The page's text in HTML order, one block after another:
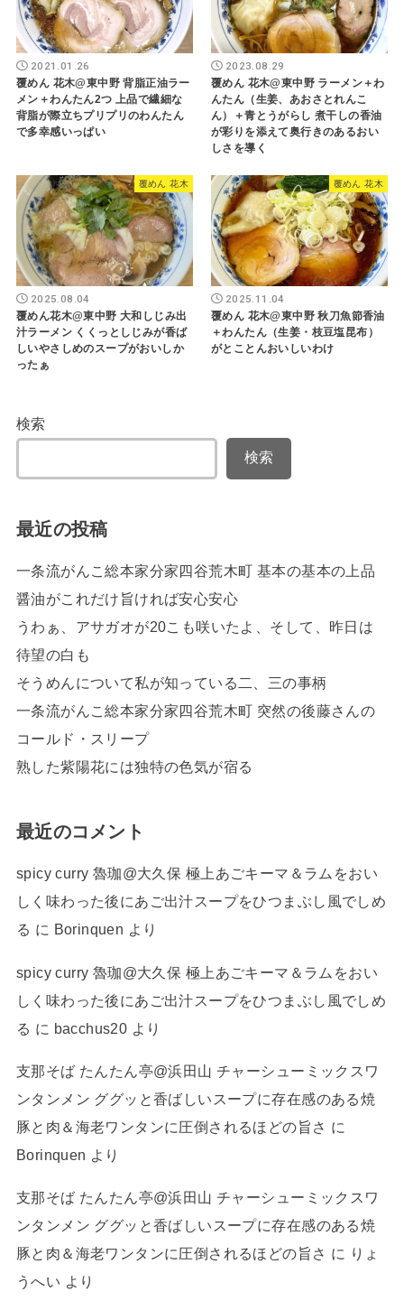
2021.01.26
覆めん 花木@東中野 背脂正油ラー
メン＋わんたん2つ 上品で繊細な
背脂が際立ちプリプリのわんたん
で多幸感いっぱい
2023.08.29
覆めん 花木@東中野 ラーメン＋わ
んたん（生姜、あおさとれんこ
ん）＋青とうがらし 煮干しの香油
が彩りを添えて奥行きのあるおい
しさを導く
覆めん 花木
2025.08.04
覆めん花木@東中野 大和しじみ出
汁ラーメン くくっとしじみが香ば
しいやさしめのスープがおいしか
ったぁ
覆めん 花木
2025.11.04
覆めん 花木@東中野 秋刀魚節香油
＋わんたん（生姜・枝豆塩昆布）
がとことんおいしいわけ
検索
検索
最近の投稿
一条流がんこ総本家分家四谷荒木町 基本の基本の上品
醤油がこれだけ旨ければ安心安心
うわぁ、アサガオが20こも咲いたよ、そして、昨日は
待望の白も
そうめんについて私が知っている二、三の事柄
一条流がんこ総本家分家四谷荒木町 突然の後藤さんの
コールド・スリープ
熟した紫陽花には独特の色気が宿る
最近のコメント
spicy curry 魯珈@大久保 極上あごキーマ＆ラムをおい
しく味わった後にあご出汁スープをひつまぶし風でしめ
る に Borinquen より
spicy curry 魯珈@大久保 極上あごキーマ＆ラムをおい
しく味わった後にあご出汁スープをひつまぶし風でしめ
る に bacchus20 より
支那そば たんたん亭@浜田山 チャーシューミックスワ
ンタンメン ググッと香ばしいスープに存在感のある焼
豚と肉＆海老ワンタンに圧倒されるほどの旨さ に
Borinquen より
支那そば たんたん亭@浜田山 チャーシューミックスワ
ンタンメン ググッと香ばしいスープに存在感のある焼
豚と肉＆海老ワンタンに圧倒されるほどの旨さ に りょ
うへい より